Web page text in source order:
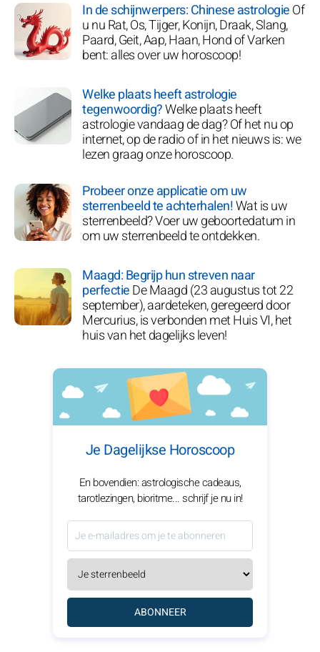
In de schijnwerpers: Chinese astrologieOf
u nu Rat, Os, Tijger, Konijn, Draak, Slang,
Paard, Geit, Aap, Haan, Hond of Varken
bent: alles over uw horoscoop!
Welke plaats heeft astrologie
tegenwoordig?Welke plaats heeft
astrologie vandaag de dag? Of het nu op
internet, op de radio of in het nieuws is: we
lezen graag onze horoscoop.
Probeer onze applicatie om uw
sterrenbeeld te achterhalen!Wat is uw
sterrenbeeld? Voer uw geboortedatum in
om uw sterrenbeeld te ontdekken.
Maagd: Begrijp hun streven naar
perfectieDe Maagd (23 augustus tot 22
september), aardeteken, geregeerd door
Mercurius, is verbonden met Huis VI, het
huis van het dagelijks leven!
Je Dagelijkse Horoscoop
En bovendien: astrologische cadeaus,
tarotlezingen, bioritme... schrijf je nu in!
ABONNEER